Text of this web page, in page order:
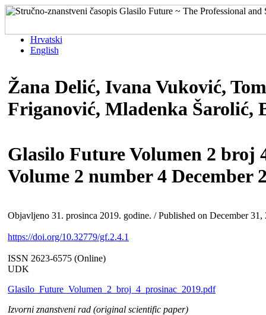
Hrvatski
English
Žana Delić, Ivana Vuković,
Friganović, Mladenka Šarolić,
Glasilo Future Volumen 2 broj
Volume 2 number 4 December
Objavljeno 31. prosinca 2019. godine. / Published on December 31,
https://doi.org/10.32779/gf.2.4.1
ISSN 2623-6575 (Online)
UDK
Glasilo_Future_Volumen_2_broj_4_prosinac_2019.pdf
Izvorni znanstveni rad (original scientific paper)